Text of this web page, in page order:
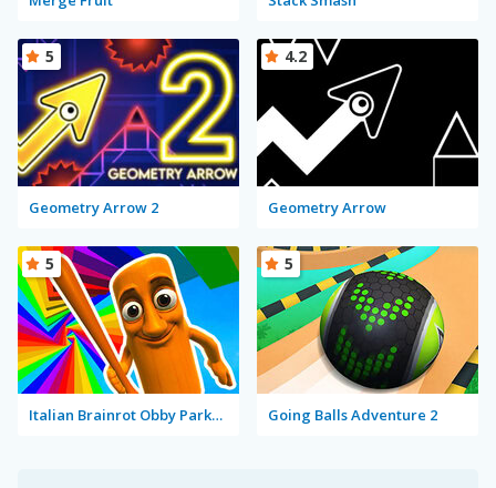
Geometry Arrow 2
5
Geometry Arrow
4.2
Italian Brainrot Obby Parkour
5
Going Balls Adventure 2
5